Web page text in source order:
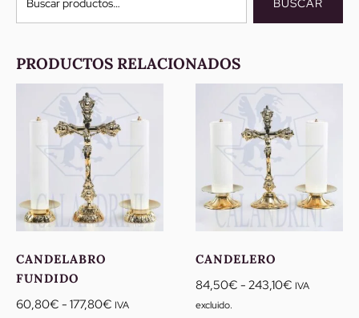
BUSCAR
PRODUCTOS RELACIONADOS
CANDELABRO
FUNDIDO
60,80€ - 177,80€ Rango
IVA
CANDELERO
84,50€ - 243,10€ Rango
IVA
excluido.